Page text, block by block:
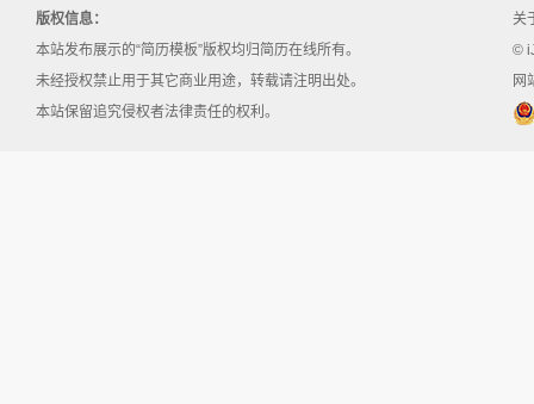
版权信息：
本站发布展示的“简历模板”版权均归简历在线所有。
未经授权禁止用于其它商业用途，转载请注明出处。
本站保留追究侵权者法律责任的权利。
关
©
网